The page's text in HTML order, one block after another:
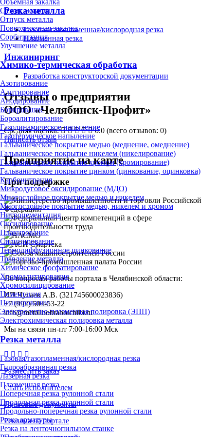
Отжиг металла
Отпуск металла
Поверхностная закалка
Сорбитизация
Улучшение металла
Химико-термическая обработка
Азотирование
Алитирование
Анодирование
Борирование
Бороалитирование
Газодинамическое напыление
Газотермическое напыление
Гальваническое покрытие медью (меднение, омеднение)
Гальваническое покрытие никелем (никелирование)
Гальваническое покрытие хромом (хромирование)
Гальваническое покрытие цинком (цинкование, оцинковка)
Карбонитрация
Микродуговое оксидирование (МДО)
Многослойное покрытие медью и никелем
Многослойное покрытие медью, никелем и хромом
Нитроцементация
Оксидирование
Плакирование
Силицирование
Термодиффузионное цинкование
Травление металла
Химическое фосфатирование
Хромоалитирование
Хромосилицирование
Цементация
Цианирование
Электролитно-плазменная полировка (ЭПП)
Электрохимическая полировка металла
Резка металла
Газовая/газопламенная/кислородная резка
Гидроабразивная резка
Лазерная резка
Плазменная резка
Поперечная резка рулонной стали
Продольная резка рулонной стали
Продольно-поперечная резка рулонной стали
Резка арматуры
Резка на ленточнопильном станке
Резка металла
Газовая/газопламенная/кислородная резка
Плазменная резка
Инжиниринг
Разработка конструкторской документации
Отзывы о предприятии
ООО «Челябинск-Профит»
Средняя оценка: 0.0 (всего отзывов: 0)
Написать отзыв
Предприятие на карте
При поддержке
По вопросам работы портала в Челябинской области:
ИП Чугаев А.В. (321745600023836)
+7 (992) 504-53-22
info@metalloobrabotchiki.ru
Мы на связи пн-пт 7:00-16:00 Мск
Разместить заказ
Стать исполнителем
Правовые документы
Реклама на портале